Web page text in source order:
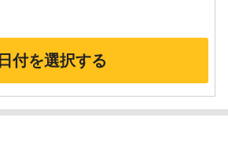
日付を選択する